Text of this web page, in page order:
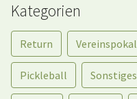
Kategorien
Return Vereinspokal
Pickleball Sonstiges